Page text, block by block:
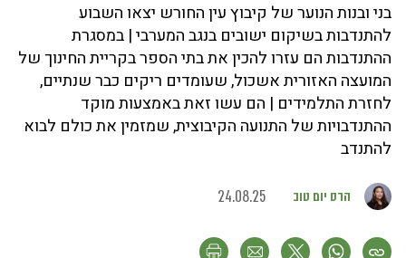
בני ובנות הנוער של קיבוץ עין החורש יצאו השבוע
להתנדבות בשיקום ישובים בנגב המערבי | במסגרת
ההתנדבות הם עזרו להכין את בתי הספר בקריית החינוך של
המועצה האזורית אשכול, שעומדים ריקים כבר שנתיים,
לחזרת התלמידים | הם עשו זאת באמצעות מוקד
ההתנדבויות של התנועה הקיבוצית, שמזמין את כולם לבוא
להתנדב
הדס יום טוב 24.08.25